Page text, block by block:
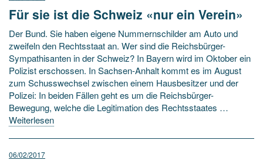
Für sie ist die Schweiz «nur ein Verein»
Der Bund. Sie haben eigene Nummernschilder am Auto und
zweifeln den Rechtsstaat an. Wer sind die Reichsbürger-
Sympathisanten in der Schweiz? In Bayern wird im Oktober ein
Polizist erschossen. In Sachsen-Anhalt kommt es im August
zum Schusswechsel zwischen einem Hausbesitzer und der
Polizei: In beiden Fällen geht es um die Reichsbürger-
Bewegung, welche die Legitimation des Rechtsstaates …
Weiterlesen
06/02/2017